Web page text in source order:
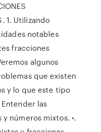
1. Utilizando
notables
fracciones
algunos
que existen
y lo que este tipo
las
números mixtos. •.